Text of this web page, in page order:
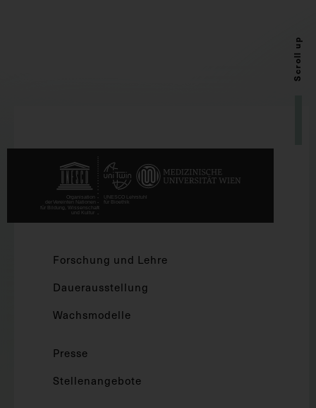
Scroll up
Forschung und Lehre
Dauerausstellung
Wachsmodelle
Presse
Stellenangebote